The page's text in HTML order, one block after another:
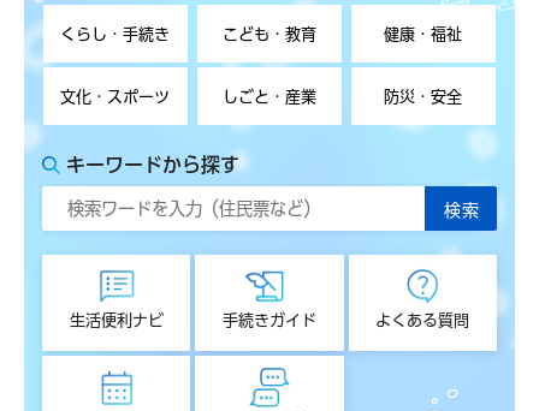
くらし・手続き こども・教育 健康・福祉
文化・スポーツ しごと・産業 防災・安全
キーワードから探す
生活便利ナビ 手続きガイド よくある質問